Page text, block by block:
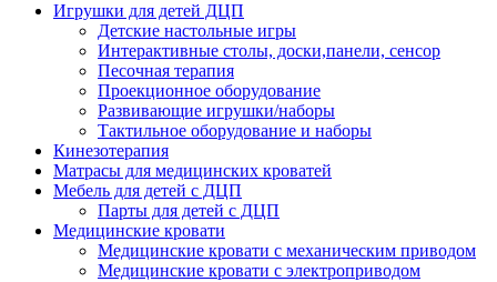
Игрушки для детей ДЦП
Детские настольные игры
Интерактивные столы, доски,панели, сенсор
Песочная терапия
Проекционное оборудование
Развивающие игрушки/наборы
Тактильное оборудование и наборы
Кинезотерапия
Матрасы для медицинских кроватей
Мебель для детей с ДЦП
Парты для детей с ДЦП
Медицинские кровати
Медицинские кровати с механическим приводом
Медицинские кровати с электроприводом